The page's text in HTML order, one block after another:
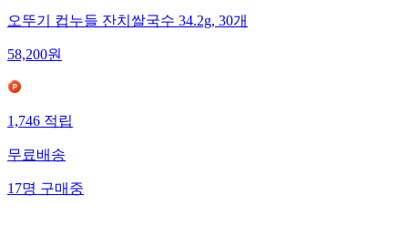
오뚜기 컵누들 잔치쌀국수 34.2g, 30개
58,200원
1,746적립
무료배송
17명구매중